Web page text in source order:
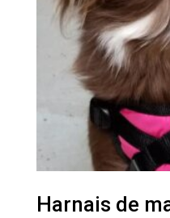
Harnais de